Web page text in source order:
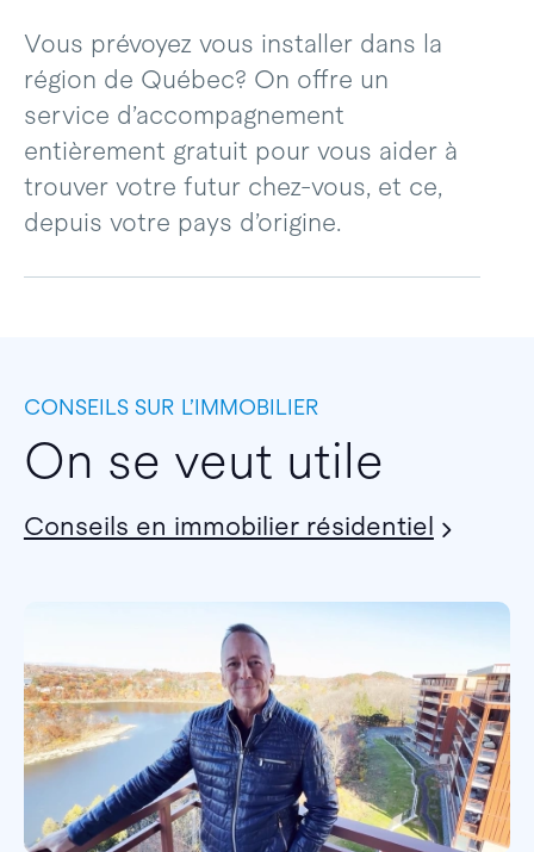
Vous prévoyez vous installer dans la
région de Québec? On offre un
service d’accompagnement
entièrement gratuit pour vous aider à
trouver votre futur chez-vous, et ce,
depuis votre pays d’origine.
CONSEILS SUR L’IMMOBILIER
On se veut utile
Conseils en immobilier résidentiel